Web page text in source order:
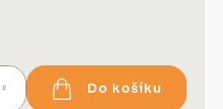
Do košíku